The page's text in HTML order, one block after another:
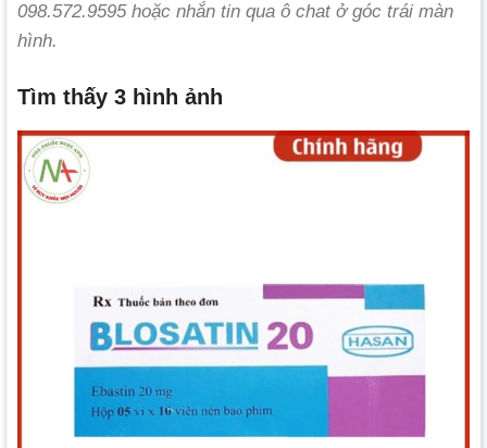
098.572.9595 hoặc nhắn tin qua ô chat ở góc trái màn
hình.
Tìm thấy 3 hình ảnh